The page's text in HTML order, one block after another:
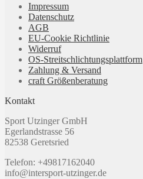
Impressum
Datenschutz
AGB
EU-Cookie Richtlinie
Widerruf
OS-Streitschlichtungsplattform
Zahlung & Versand
craft Größenberatung
Kontakt
Sport Utzinger GmbH
Egerlandstrasse 56
82538 Geretsried
Telefon: +49817162040
info@intersport-utzinger.de